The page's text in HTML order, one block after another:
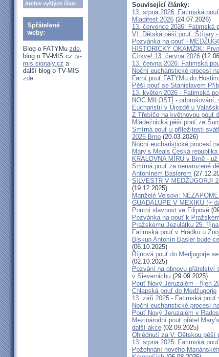
Archiv vyšlých čísel
Spřátelené
weby:
Blog o FATYMu zde,
blog o TV-MIS.cz tv-
mis.signaly.cz a
další blog o TV-MIS
zde.
Související články:
13. srpna 2026: Fatimská
Mladifest 2026 (24.07.2026)
13. července 2026: Fatimská
VI. Dětská pěší pouť: Štítary
Pozvánka na pouť -
HISTORICKÝ OKAMŽIK:
Církve! 13. června 2026
13. června 2026: Fatimská
Noční eucharistické procesí
Farní pouť FATYMu do
Pěší pouť se Stanislavem
13. květen 2026 - Fatimská
NOC MILOSTÍ -
Eucharistií v Újezdě u
Z Třebíče na květnovou pouť
Mládežnická pěší pouť ze
Smírná pouť u příležitosti
2026 Brno (20.03.2026)
Noční eucharistické procesí
Mary’s Meals Česká
KRÁLOVNA MÍRU v Brně -
Smírná pouť za nenarozené
Antonínem Baslerem
SILVESTR V MEDŽUGORJI
(19.12.2025)
Manželé Veisovi:
GUADALUPE V MEXIKU (+
Poutní slavnost ve Filipově
Pozvánka na pouť k
Pražskému Jezulátku 25.
Fatimská pouť v Hrádku u
Biskup Antonín Basler bude
(06.10.2025)
Říjnová pouť do Medjugorje
(02.10.2025)
Pozvání na obnovu přátelství
v Sievernichu (29.09.2025)
Pouť Nový Jeruzalém - říjen
Chlapská pouť do Medžugorje
13. září 2025 - Fatimská pouť
Noční eucharistické procesí
Pouť Nový Jeruzalém v
Mezinárodní pouť přátel
další akce (02.09.2025)
Ohlédnutí za V. Dětskou pěší
13. srpna 2025: Fatimská
Požehnání nového